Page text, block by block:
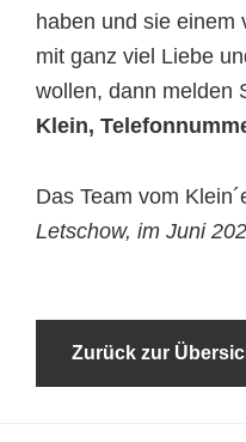
haben und sie einem
mit ganz viel Liebe
wollen, dann melden
Klein,
Das Team vom
Letschow, im Juni
Zurück zur